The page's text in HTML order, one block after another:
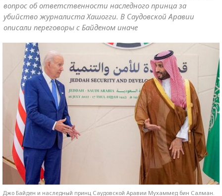
вопрос об ответственности наследного принца за
убийство журналиста Хашогги. В Саудовской Аравии
описали переговоры с Байденом иначе
Джо Байден и наследный принц Саудовской Аравии Мухаммед бин Салман.